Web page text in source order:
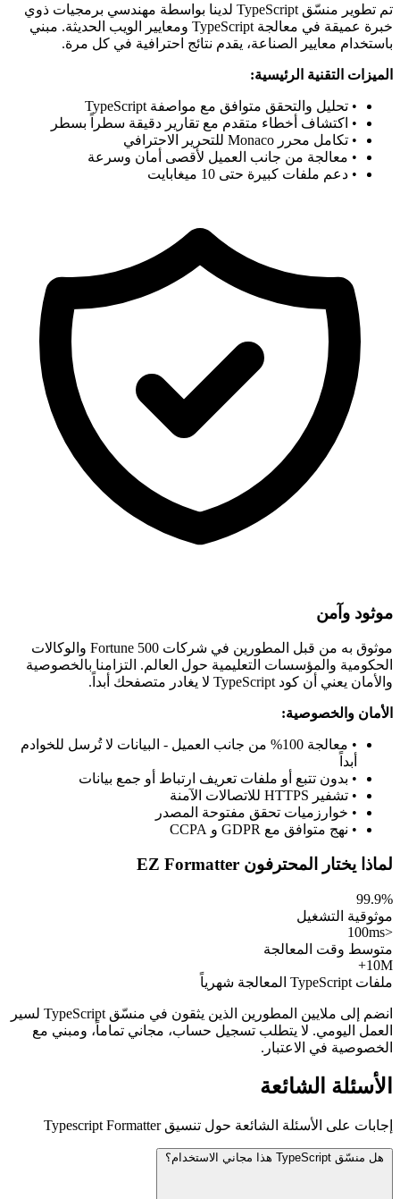
تم تطوير منسّق TypeScript لدينا بواسطة مهندسي برمجيات ذوي
خبرة عميقة في معالجة TypeScript ومعايير الويب الحديثة. مبني
باستخدام معايير الصناعة، يقدم نتائج احترافية في كل مرة.
الميزات التقنية الرئيسية:
• تحليل والتحقق متوافق مع مواصفة TypeScript
• اكتشاف أخطاء متقدم مع تقارير دقيقة سطراً بسطر
• تكامل محرر Monaco للتحرير الاحترافي
• معالجة من جانب العميل لأقصى أمان وسرعة
• دعم ملفات كبيرة حتى 10 ميغابايت
موثود وآمن
موثوق به من قبل المطورين في شركات Fortune 500 والوكالات
الحكومية والمؤسسات التعليمية حول العالم. التزامنا بالخصوصية
والأمان يعني أن كود TypeScript لا يغادر متصفحك أبداً.
الأمان والخصوصية:
• معالجة 100% من جانب العميل - البيانات لا تُرسل للخوادم
أبداً
• بدون تتبع أو ملفات تعريف ارتباط أو جمع بيانات
• تشفير HTTPS للاتصالات الآمنة
• خوارزميات تحقق مفتوحة المصدر
• نهج متوافق مع GDPR و CCPA
لماذا يختار المحترفون EZ Formatter
99.9%
موثوقية التشغيل
<100ms
متوسط وقت المعالجة
10M+
ملفات TypeScript المعالجة شهرياً
انضم إلى ملايين المطورين الذين يثقون في منسّق TypeScript لسير
العمل اليومي. لا يتطلب تسجيل حساب، مجاني تماماً، ومبني مع
الخصوصية في الاعتبار.
الأسئلة الشائعة
إجابات على الأسئلة الشائعة حول تنسيق Typescript Formatter
هل منسّق TypeScript هذا مجاني الاستخدام؟